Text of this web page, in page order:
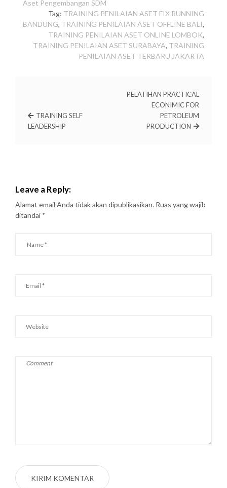
Aset Pengembangan SDM
Tag: TRAINING PENILAIAN ASET FIX RUNNING
BANDUNG, TRAINING PENILAIAN ASET OFFLINE BALI,
TRAINING PENILAIAN ASET ONLINE LOMBOK,
TRAINING PENILAIAN ASET SURABAYA, TRAINING
PENILAIAN ASET TERBARU JAKARTA
TRAINING SELF
LEADERSHIP
PELATIHAN PRACTICAL
ECONIMIC FOR
PETROLEUM
PRODUCTION
Leave a Reply:
Alamat email Anda tidak akan dipublikasikan. Ruas yang wajib
ditandai *